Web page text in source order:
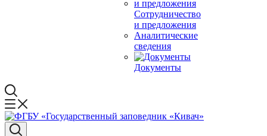
Сотрудничество
и предложения
Аналитические
сведения
Документы